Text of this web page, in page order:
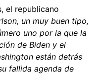
el republicano
un muy buen tipo,
uno por la que la
de Biden y el
están detrás
fallida agenda de